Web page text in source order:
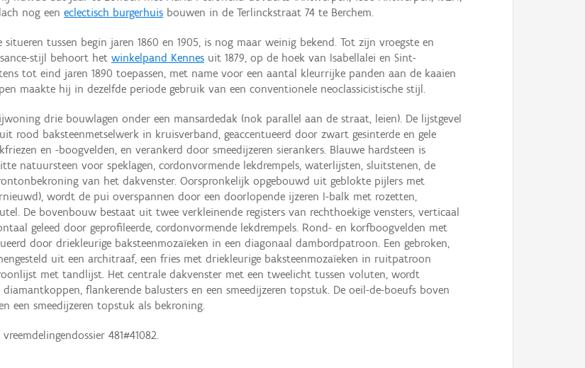
nog een eclectisch burgerhuis bouwen in de Terlinckstraat 74 te Berchem.
tussen begin jaren 1860 en 1905, is nog maar weinig bekend. Tot zijn vroegste en
stijl behoort het winkelpand Kennes uit 1879, op de hoek van Isabellalei en Sint-
tot eind jaren 1890 toepassen, met name voor een aantal kleurrijke panden aan de kaaien
maakte hij in dezelfde periode gebruik van een conventionele neoclassicistische stijl.
drie bouwlagen onder een mansardedak (nok parallel aan de straat, leien). De lijstgevel
rood baksteenmetselwerk in kruisverband, geaccentueerd door zwart gesinterde en gele
en -boogvelden, en verankerd door smeedijzeren sierankers. Blauwe hardsteen is
natuursteen voor speklagen, cordonvormende lekdrempels, waterlijsten, sluitstenen, de
van het dakvenster. Oorspronkelijk opgebouwd uit geblokte pijlers met
wordt de pui overspannen door een doorlopende ijzeren I-balk met rozetten,
De bovenbouw bestaat uit twee verkleinende registers van rechthoekige vensters, verticaal
geleed door geprofileerde, cordonvormende lekdrempels. Rond- en korfboogvelden met
door driekleurige baksteenmozaïeken in een diagonaal dambordpatroon. Een gebroken,
uit een architraaf, een fries met driekleurige baksteenmozaïeken in ruitpatroon
met tandlijst. Het centrale dakvenster met een tweelicht tussen voluten, wordt
flankerende balusters en een smeedijzeren topstuk. De oeil-de-boeufs boven
een smeedijzeren topstuk als bekroning.
481#41082.